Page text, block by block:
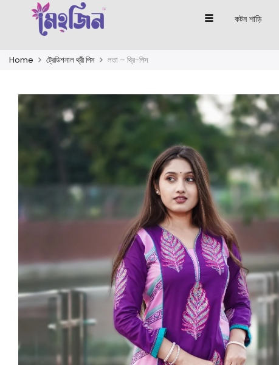
কটন শাড়ি
Home ট্রেডিশনাল থ্রী পিস লতা – থ্রি-পিস